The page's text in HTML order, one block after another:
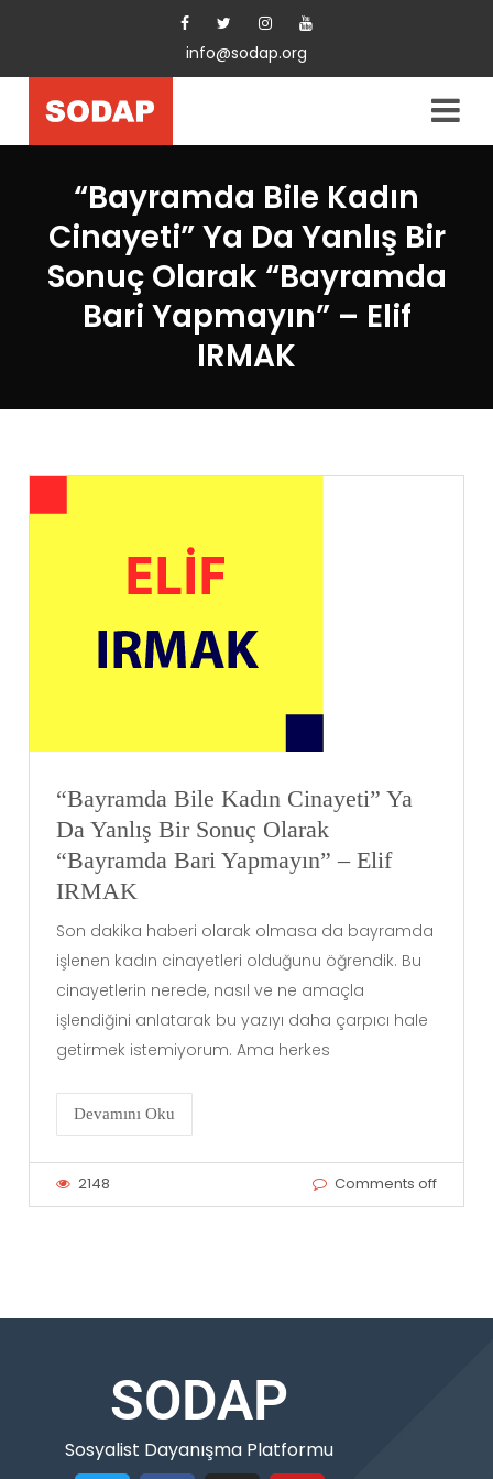
info@sodap.org
“Bayramda Bile Kadın
Cinayeti” Ya Da Yanlış Bir
Sonuç Olarak “Bayramda
Bari Yapmayın” – Elif
IRMAK
“Bayramda Bile Kadın Cinayeti” Ya
Da Yanlış Bir Sonuç Olarak
“Bayramda Bari Yapmayın” – Elif
IRMAK
Son dakika haberi olarak olmasa da bayramda
işlenen kadın cinayetleri olduğunu öğrendik. Bu
cinayetlerin nerede, nasıl ve ne amaçla
işlendiğini anlatarak bu yazıyı daha çarpıcı hale
getirmek istemiyorum. Ama herkes
Devamını Oku
2148 Comments off
SODAP
Sosyalist Dayanışma Platformu